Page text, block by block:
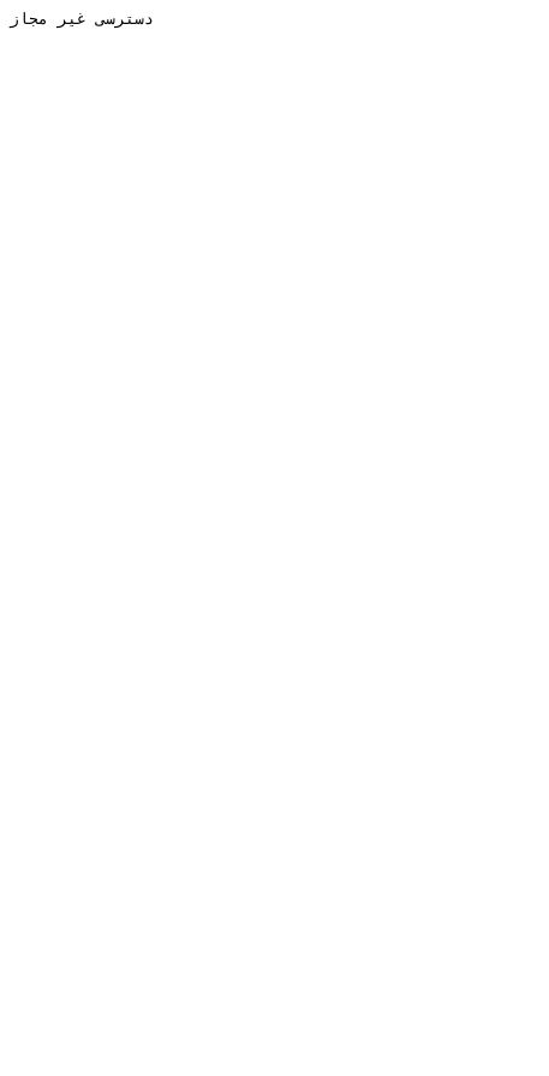
دسترسی غیر مجاز